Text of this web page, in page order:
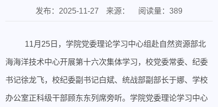
发布：2025-11-27 来源： 阅读量： 389
11月25日，学院党委理论学习中心组赴自然资源部北
海海洋技术中心开展第十六次集体学习，校党委常委、纪委
书记徐龙飞，校纪委副书记白斌、统战部副部长于娜、学校
办公室正科级干部顾东东列席旁听。学院党委理论学习中心